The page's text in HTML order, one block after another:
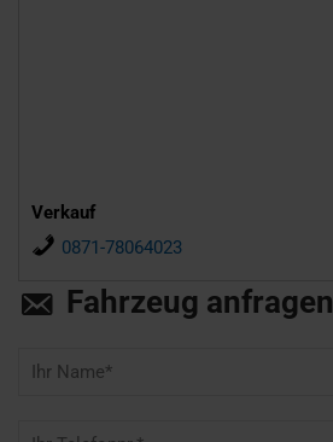
Verkauf
0871-78064023
Fahrzeug anfragen